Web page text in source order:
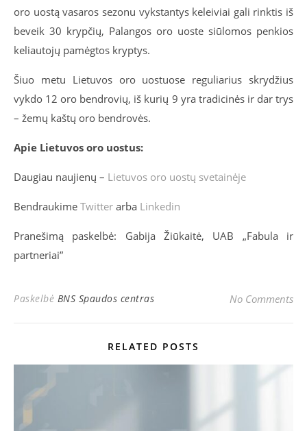
oro uostą vasaros sezonu vykstantys keleiviai gali rinktis iš
beveik 30 krypčių, Palangos oro uoste siūlomos penkios
keliautojų pamėgtos kryptys.
Šiuo metu Lietuvos oro uostuose reguliarius skrydžius
vykdo 12 oro bendrovių, iš kurių 9 yra tradicinės ir dar trys
– žemų kaštų oro bendrovės.
Apie Lietuvos oro uostus:
Daugiau naujienų – Lietuvos oro uostų svetainėje
Bendraukime Twitter arba Linkedin
Pranešimą paskelbė: Gabija Žiūkaitė, UAB „Fabula ir
partneriai”
Paskelbė BNS Spaudos centras No Comments
RELATED POSTS